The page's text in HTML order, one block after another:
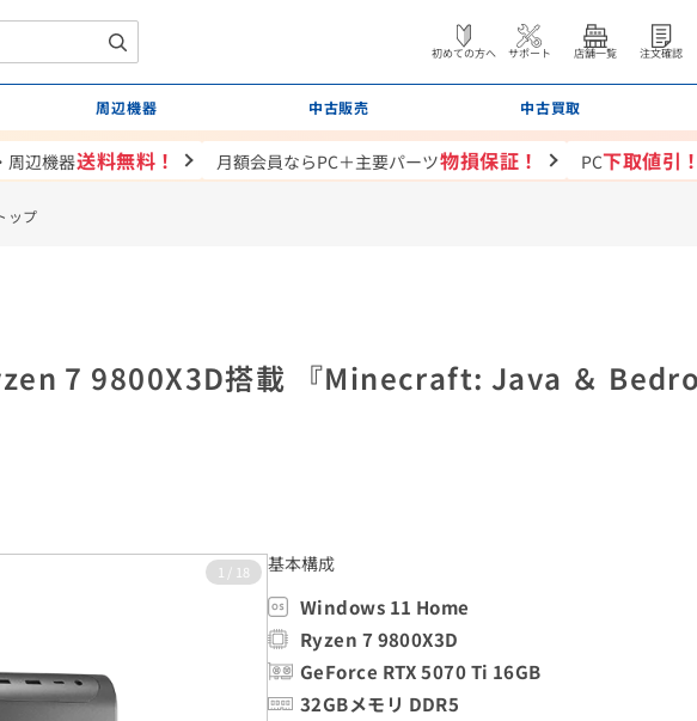
初めての方へ サポート 店舗一覧 注文確認
周辺機器 中古販売 中古買取
周辺機器送料無料！ 月額会員ならPC＋主要パーツ物損保証！ PC下取値引！
ップ
7 9800X3D搭載 『Minecraft: Java ＆
1 / 18 基本構成
Windows 11 Home
Ryzen 7 9800X3D
GeForce RTX 5070 Ti 16GB
32GBメモリ DDR5